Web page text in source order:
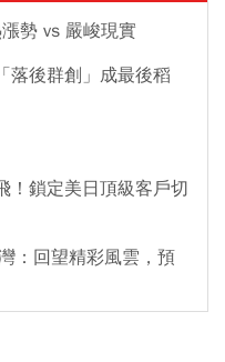
勢 vs 嚴峻現實
落後群創」成最後稻
！鎖定美日頂級客戶切
：回望精彩風雲，預